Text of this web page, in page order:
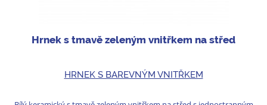
Hrnek s tmavě zeleným vnitřkem na střed
HRNEK S BAREVNÝM VNITŘKEM